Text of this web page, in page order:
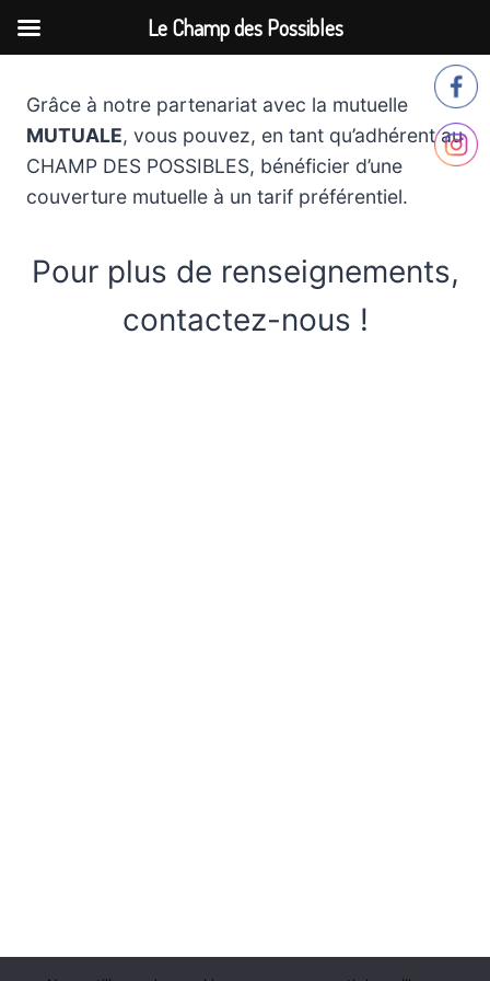
contenu
Grâce à notre partenariat avec la mutuelle
MUTUALE, vous pouvez, en tant qu’adhérent au
CHAMP DES POSSIBLES, bénéficier d’une
couverture mutuelle à un tarif préférentiel.
Pour plus de renseignements,
contactez-nous !
Le Champ des Possibles